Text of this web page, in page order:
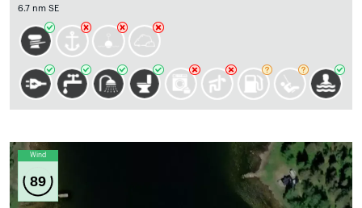
6.7 nm SE
Wind
89